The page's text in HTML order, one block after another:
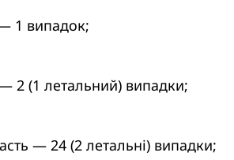
1 випадок;
2 (1 летальний) випадки;
— 24 (2 летальні) випадки;